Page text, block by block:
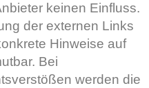
keinen Einfluss.
der externen Links
Hinweise auf
Bei
werden die